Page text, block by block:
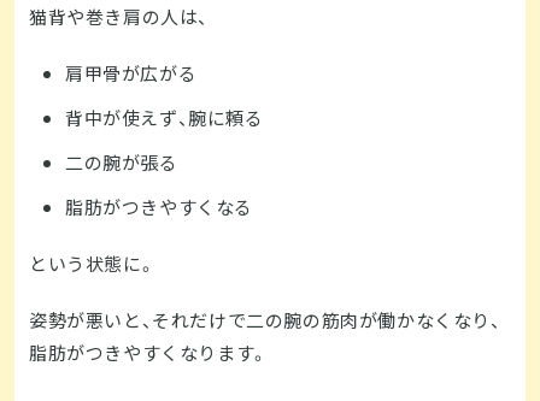
猫背や巻き肩の人は、
肩甲骨が広がる
背中が使えず、腕に頼る
二の腕が張る
脂肪がつきやすくなる
という状態に。
姿勢が悪いと、それだけで二の腕の筋肉が働かなくなり、
脂肪がつきやすくなります。